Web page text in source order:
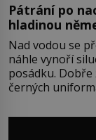
Pátrání po
hladinou
Nad vodou se
náhle vynoří
posádku.
černých
přízračná
světová válka